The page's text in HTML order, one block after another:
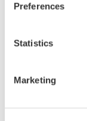
Preferences
Statistics
Marketing
МОДУЛЬ
аттенюатор